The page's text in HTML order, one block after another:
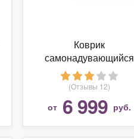
Коврик
самонадувающийся
Tengu Mark 3.61M olive
(Отзывы 12)
от 6 999 руб.